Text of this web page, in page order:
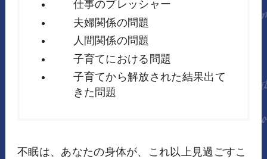
仕事のプレッシャー
夫婦関係の問題
人間関係の問題
子育てにおける問題
子育てから解放された結果出て
きた問題
不眠は、あなたの身体が、これ以上見過ごすこ